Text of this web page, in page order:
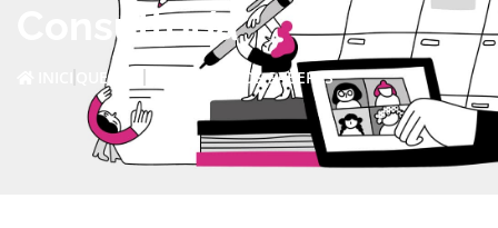
Consultoría
QUE FEM TRANSMITIMOS SABERES